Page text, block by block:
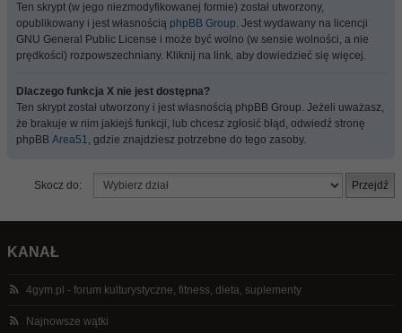
Ten skrypt (w jego niezmodyfikowanej formie) został utworzony,
opublikowany i jest własnością phpBB Group. Jest wydawany na licencji
GNU General Public License i może być wolno (w sensie wolności, a nie
prędkości) rozpowszechniany. Kliknij na link, aby dowiedzieć się więcej.
Dlaczego funkcja X nie jest dostępna?
Ten skrypt został utworzony i jest własnością phpBB Group. Jeżeli uważasz,
że brakuje w nim jakiejś funkcji, lub chcesz zgłosić błąd, odwiedź stronę
phpBB Area51, gdzie znajdziesz potrzebne do tego zasoby.
Skocz do:
KANAŁ
4gym.pl - forum kulturystyczne, fitness, dieta, suplementy
Najnowsze wątki